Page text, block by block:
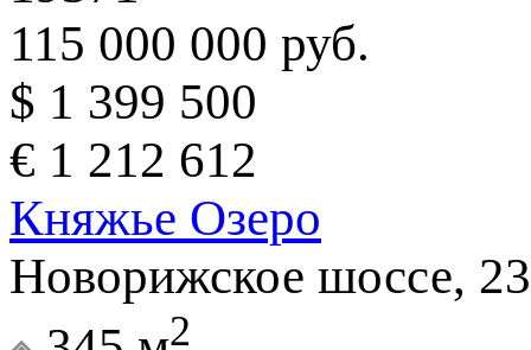
115 000 000 руб.
$ 1 399 500
€ 1 212 612
Княжье Озеро
Новорижское шоссе,
2